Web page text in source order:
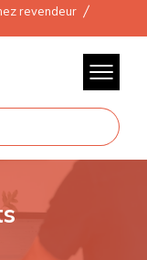
revendeur